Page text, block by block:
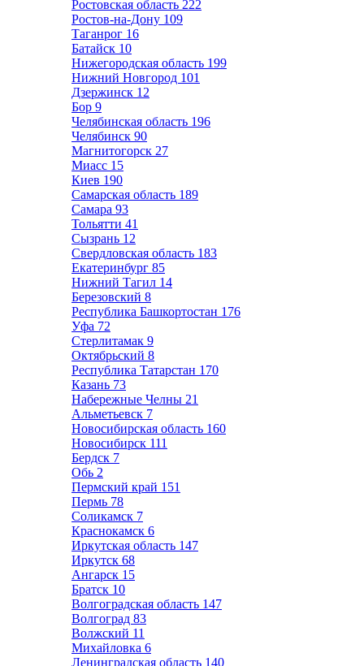
Ростовская область 222
Ростов-на-Дону 109
Таганрог 16
Батайск 10
Нижегородская область 199
Нижний Новгород 101
Дзержинск 12
Бор 9
Челябинская область 196
Челябинск 90
Магнитогорск 27
Миасс 15
Киев 190
Самарская область 189
Самара 93
Тольятти 41
Сызрань 12
Свердловская область 183
Екатеринбург 85
Нижний Тагил 14
Березовский 8
Республика Башкортостан 176
Уфа 72
Стерлитамак 9
Октябрьский 8
Республика Татарстан 170
Казань 73
Набережные Челны 21
Альметьевск 7
Новосибирская область 160
Новосибирск 111
Бердск 7
Обь 2
Пермский край 151
Пермь 78
Соликамск 7
Краснокамск 6
Иркутская область 147
Иркутск 68
Ангарск 15
Братск 10
Волгоградская область 147
Волгоград 83
Волжский 11
Михайловка 6
Ленинградская область 140